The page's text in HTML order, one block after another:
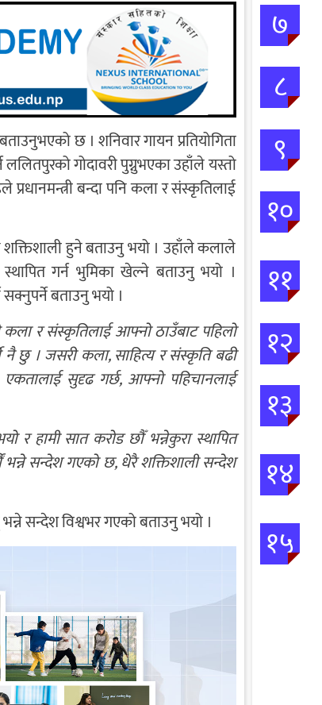
छ । शनिवार गायन प्रतियोगिता
ललितपुरको गोदावरी पुग्नुभएका उहाँले यस्तो
बन्दा पनि कला र संस्कृतिलाई
हुने बताउनु भयो । उहाँले कलाले
गर्न भुमिका खेल्ने बताउनु भयो ।
सक्नुपर्ने बताउनु भयो ।
कला र संस्कृतिलाई आफ्नो ठाउँबाट पहिलो
नै छु । जसरी कला, साहित्य र संस्कृति बढी
सुदृढ गर्छ, आफ्नो पहिचानलाई
र हामी सात करोड छौँ भन्नेकुरा स्थापित
भन्ने सन्देश गएको छ, धेरै शक्तिशाली सन्देश
सन्देश विश्वभर गएको बताउनु भयो ।
७
८
९
१०
११
१२
१३
१४
१५